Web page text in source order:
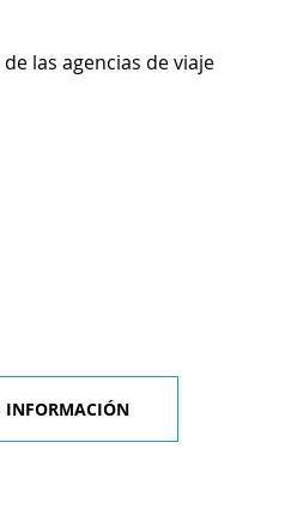
las agencias de viaje
INFORMACIÓN